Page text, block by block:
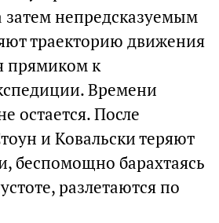
затем непредсказуемым
траекторию движения
прямиком к
Времени
остается. После
и Ковальски теряют
беспомощно барахтаясь
разлетаются по